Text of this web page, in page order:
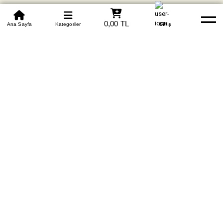
0850 305 09 70
Beden Tablosu Banka Hesapları Whatsapp Yardım
Ana Sayfa Kategoriler 0,00 TL Giriş